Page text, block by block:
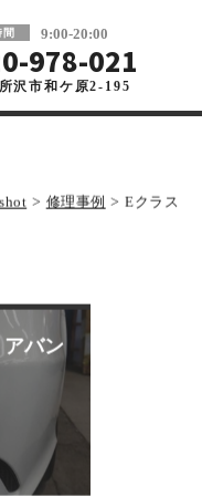
間 9:00-20:00
978-021
沢市和ケ原2-195
> 修理事例 >Eクラス
バン